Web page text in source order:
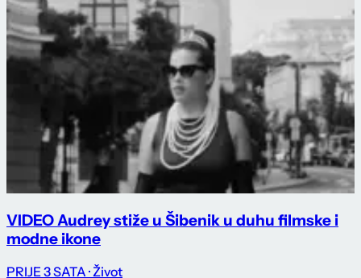
VIDEO Audrey stiže u Šibenik u duhu filmske i
modne ikone
PRIJE 3 SATA · Život